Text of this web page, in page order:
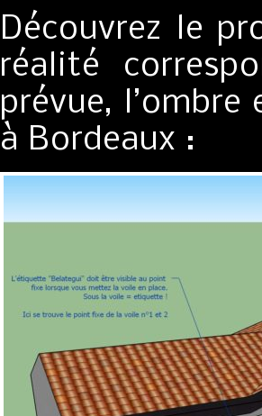
Découvrez le
réalité
prévue,
à Bordeaux :